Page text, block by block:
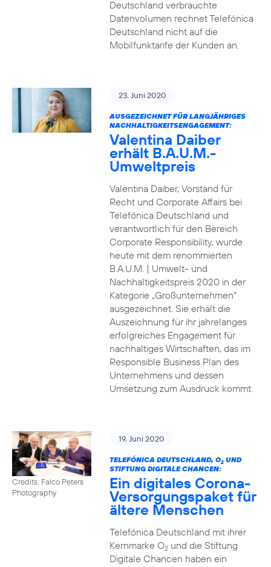
Deutschland verbrauchte
Datenvolumen rechnet Telefónica
Deutschland nicht auf die
Mobilfunktarife der Kunden an.
23. Juni 2020
AUSGEZEICHNET FÜR LANGJÄHRIGES
NACHHALTIGKEITSENGAGEMENT:
Valentina Daiber
erhält B.A.U.M.-
Umweltpreis
Valentina Daiber, Vorstand für
Recht und Corporate Affairs bei
Telefónica Deutschland und
verantwortlich für den Bereich
Corporate Responsibility, wurde
heute mit dem renommierten
B.A.U.M. | Umwelt- und
Nachhaltigkeitspreis 2020 in der
Kategorie „Großunternehmen“
ausgezeichnet. Sie erhält die
Auszeichnung für ihr jahrelanges
erfolgreiches Engagement für
nachhaltiges Wirtschaften, das im
Responsible Business Plan des
Unternehmens und dessen
Umsetzung zum Ausdruck kommt.
Credits: Falco Peters
Photography
19. Juni 2020
TELEFÓNICA DEUTSCHLAND, O2UND
STIFTUNG DIGITALE CHANCEN:
Ein digitales Corona-
Versorgungspaket für
ältere Menschen
Telefónica Deutschland mit ihrer
Kernmarke O2und die Stiftung
Digitale Chancen haben ein